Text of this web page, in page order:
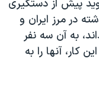
پيش از دستگيری
در مرز ايران و
به آن سه نفر
کار، آنها را به